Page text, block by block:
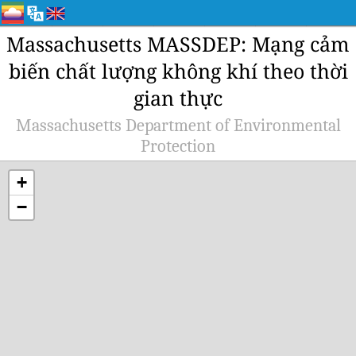
Massachusetts MASSDEP: Mạng cảm
biến chất lượng không khí theo thời
gian thực
Massachusetts Department of Environmental
Protection
+
−